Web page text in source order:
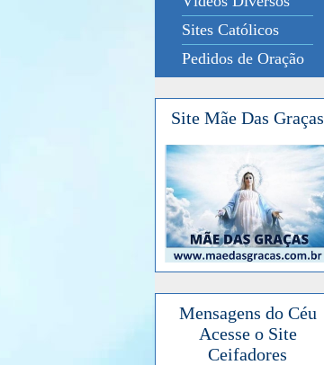
Sites Católicos
Pedidos de Oração
Site Mãe Das Graças
Mensagens do Céu
Acesse o Site
Ceifadores